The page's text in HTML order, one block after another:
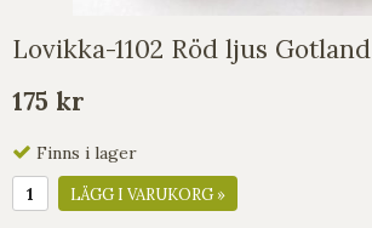
Lovikka-1102 Röd ljus Gotland
175 kr
Finns i lager
LÄGG I VARUKORG »